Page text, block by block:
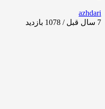
azhdari
7 سال قبل / 1078
بازدید